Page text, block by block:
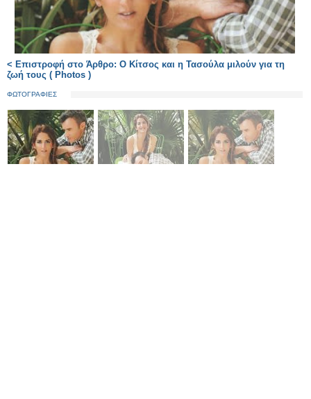
< Επιστροφή στο Άρθρο: Ο Κίτσος και η Τασούλα μιλούν για τη
ζωή τους ( Photos )
ΦΩΤΟΓΡΑΦΙΕΣ